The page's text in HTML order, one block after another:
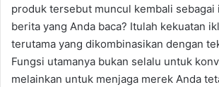
produk tersebut muncul kembali sebagai
berita yang Anda baca? Itulah kekuatan
terutama yang dikombinasikan dengan
Fungsi utamanya bukan selalu untuk
melainkan untuk menjaga merek Anda